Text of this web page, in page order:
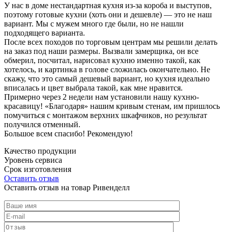
У нас в доме нестандартная кухня из-за короба и выступов,
поэтому готовые кухни (хоть они и дешевле) — это не наш
вариант. Мы с мужем много где были, но не нашли
подходящего варианта.
После всех походов по торговым центрам мы решили делать
на заказ под наши размеры. Вызвали замерщика, он все
обмерил, посчитал, нарисовал кухню именно такой, как
хотелось, и картинка в голове сложилась окончательно. Не
скажу, что это самый дешевый вариант, но кухня идеально
вписалась и цвет выбрала такой, как мне нравится.
Примерно через 2 недели нам установили нашу кухню-
красавицу! «Благодаря» нашим кривым стенам, им пришлось
помучиться с монтажом верхних шкафчиков, но результат
получился отменный.
Большое всем спасибо! Рекомендую!
Качество продукции
Уровень сервиса
Срок изготовления
Оставить отзыв
Оставить отзыв на товар Ривенделл